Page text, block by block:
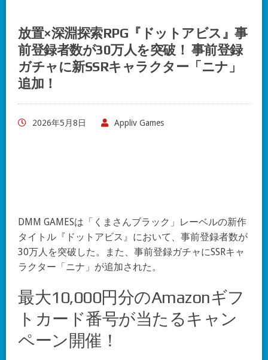
放置×深淵探索RPG『ドットアビス』事
前登録者数が30万人を突破！ 事前登録
ガチャに新SSRキャラクター「ニナ」
追加！
2026年5月8日 Appliv Games
DMM GAMESは「くまさんブラック」レーベルの新作
タイトル『ドットアビス』において、事前登録者数が
30万人を突破した。また、事前登録ガチャにSSRキャ
ラクター「ニナ」が追加された。
最大10,000円分のAmazonギフ
トカード番号が当たるキャン
ペーン開催！